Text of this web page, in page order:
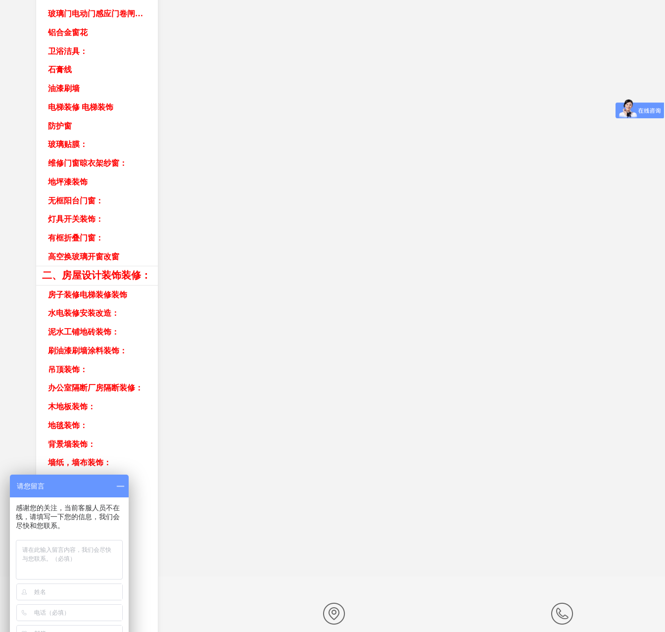
玻璃门电动门感应门卷闸门车库门卷帘门
铝合金窗花
卫浴洁具：
石膏线
油漆刷墙
电梯装修 电梯装饰
防护窗
玻璃贴膜：
维修门窗晾衣架纱窗：
地坪漆装饰
无框阳台门窗：
灯具开关装饰：
有框折叠门窗：
高空换玻璃开窗改窗
二、房屋设计装饰装修：
房子装修电梯装修装饰
水电装修安装改造：
泥水工铺地砖装饰：
刷油漆刷墙涂料装饰：
吊顶装饰：
办公室隔断厂房隔断装修：
木地板装饰：
地毯装饰：
背景墙装饰：
墙纸，墙布装饰：
硅澡泥装饰：
美缝装饰：
防水补漏防漏装饰：
保安岗亭 电动车库门
请您留言
感谢您的关注，当前客服人员不在
线，请填写一下您的信息，我们会
尽快和您联系。